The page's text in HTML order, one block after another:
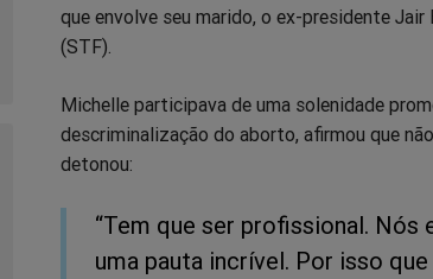
FacebookWhatsapp
TwitterMessenger
Telegram
que envolve seu marido, o ex-presidente
(STF).
Michelle participava de uma solenidade
descriminalização do aborto, afirmou que
detonou:
“Tem que ser profissional. Nós
uma pauta incrível. Por isso